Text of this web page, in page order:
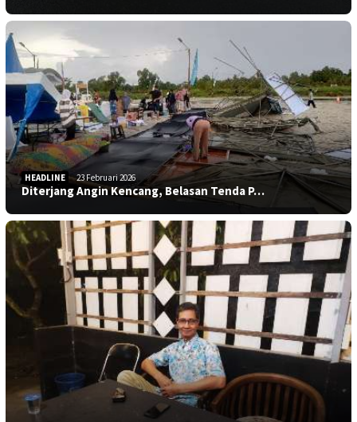
HEADLINE 23 Februari 2026
Diterjang Angin Kencang, Belasan Tenda P…